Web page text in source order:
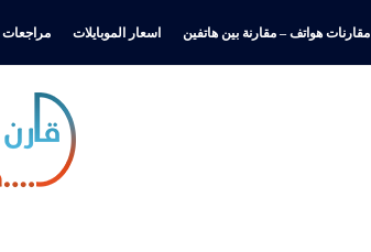
مقارنات هواتف – مقارنة بين هاتفين اسعار الموبايلات مراجعات